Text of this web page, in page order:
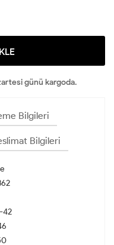
günü kargoda.
Bilgileri
Bilgileri
42